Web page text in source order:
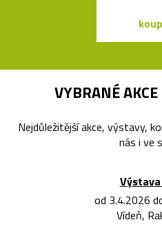
VYBRANÉ AKCE
Nejdůležitější akce, výstavy,
nás i ve
od 3.4.2026
Vídeň,